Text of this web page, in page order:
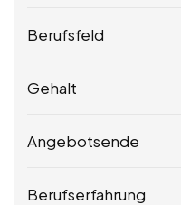
Berufsfeld
Gehalt
Angebotsende
Berufserfahrung